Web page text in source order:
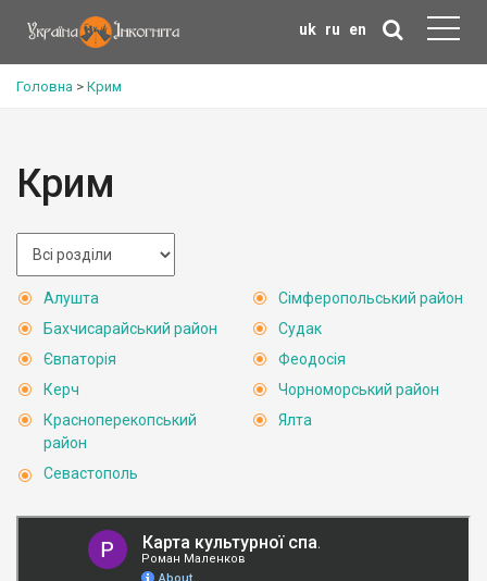
uk ru en
Головна > Крим
Крим
Алушта
Бахчисарайський район
Євпаторія
Керч
Красноперекопський
район
Севастополь
Сімферопольський район
Судак
Феодосія
Чорноморський район
Ялта